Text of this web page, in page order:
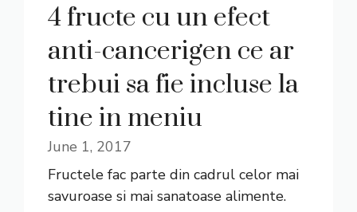
4 fructe cu un efect
anti-cancerigen ce ar
trebui sa fie incluse la
tine in meniu
June 1, 2017
Fructele fac parte din cadrul celor mai
savuroase si mai sanatoase alimente.